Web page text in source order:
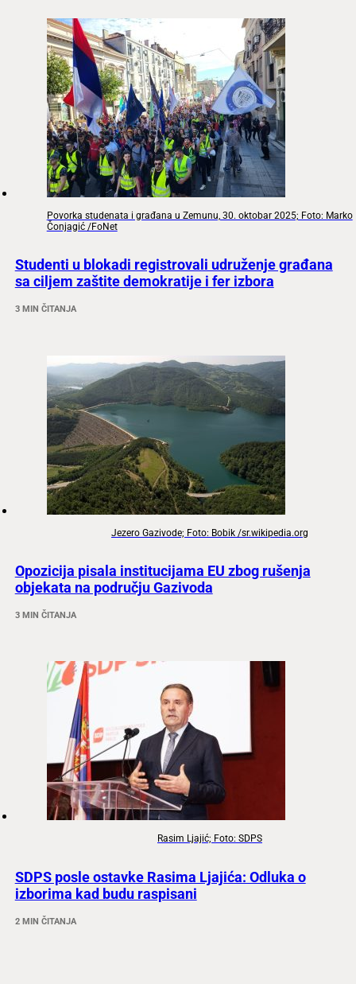
Povorka studenata i građana u Zemunu, 30. oktobar 2025; Foto: Marko
Čonjagić /FoNet
Studenti u blokadi registrovali udruženje građana
sa ciljem zaštite demokratije i fer izbora
3 MIN ČITANJA
Jezero Gazivode; Foto: Bobik /sr.wikipedia.org
Opozicija pisala institucijama EU zbog rušenja
objekata na području Gazivoda
3 MIN ČITANJA
Rasim Ljajić; Foto: SDPS
SDPS posle ostavke Rasima Ljajića: Odluka o
izborima kad budu raspisani
2 MIN ČITANJA